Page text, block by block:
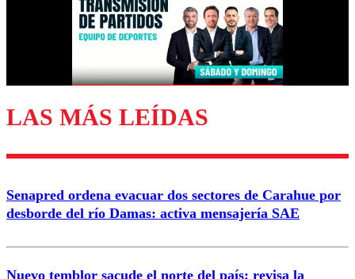
Enviar comentario
LAS MÁS LEÍDAS
Senapred ordena evacuar dos sectores de Carahue por
desborde del río Damas: activa mensajería SAE
Nuevo temblor sacude el norte del país: revisa la